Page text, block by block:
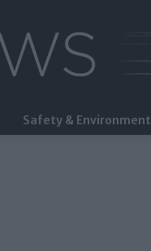
Safety & Environment